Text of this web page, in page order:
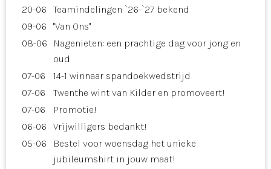
20-06
Teamindelingen `26-`27 bekend
09-06
"Van Ons"
08-06
Nagenieten: een prachtige dag voor jong en
oud
07-06
14-1 winnaar spandoekwedstrijd
07-06
Twenthe wint van Kilder en promoveert!
07-06
Promotie!
06-06
Vrijwilligers bedankt!
05-06
Bestel voor woensdag het unieke
jubileumshirt in jouw maat!